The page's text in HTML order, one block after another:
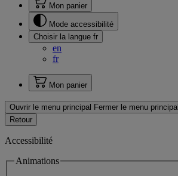
Mon panier
Mode accessibilité
Choisir la langue fr
en
fr
Mon panier
Ouvrir le menu principal Fermer le menu principal
Retour
Accessibilité
Animations